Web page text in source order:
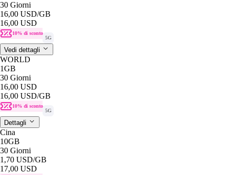
30 Giorni
16,00 USD/GB
16,00 USD
10% di sconto
5G
Vedi dettagli
WORLD
1GB
30 Giorni
16,00 USD
16,00 USD/GB
10% di sconto
5G
Dettagli
Cina
10GB
30 Giorni
1,70 USD/GB
17,00 USD